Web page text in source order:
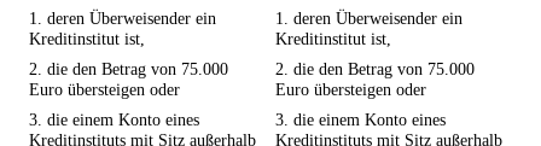
1. deren Überweisender ein
Kreditinstitut ist,
1. deren Überweisender ein
Kreditinstitut ist,
2. die den Betrag von 75.000
Euro übersteigen oder
2. die den Betrag von 75.000
Euro übersteigen oder
3. die einem Konto eines
Kreditinstituts mit Sitz außerhalb
3. die einem Konto eines
Kreditinstituts mit Sitz außerhalb